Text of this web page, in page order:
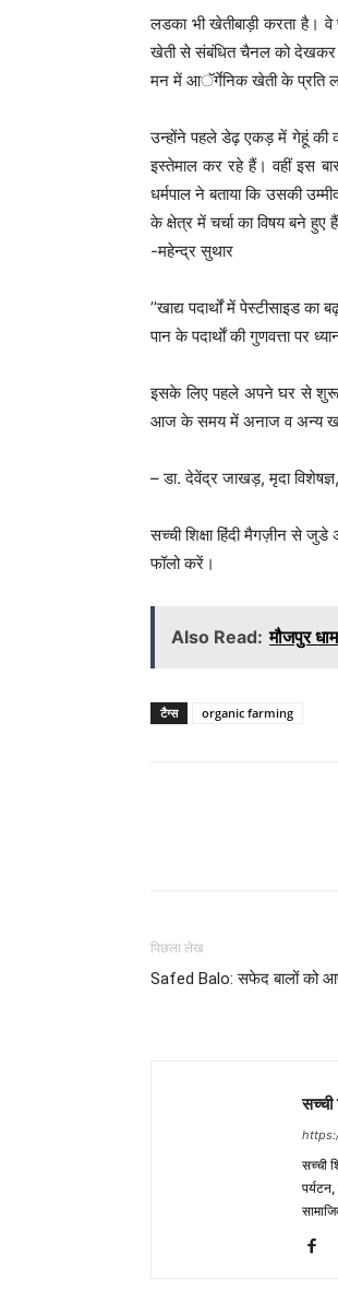
लडका भी खेतीबाड़ी करता है।
खेती से संबंधित चैनल को देखकर
मन में आॅर्गेनिक खेती के प्रति
उन्होंने पहले डेढ़ एकड़ में गेहूं की
इस्तेमाल कर रहे हैं। वहीं इस
धर्मपाल ने बताया कि उसकी
के क्षेत्र में चर्चा का विषय बने हुए
-महेन्द्र सुथार
’’खाद्य पदार्थों में पेस्टीसाइड
पान के पदार्थाें की गुणवत्ता पर
इसके लिए पहले अपने घर से
आज के समय में अनाज व अन्य
– डा. देवेंद्र जाखड़, मृदा
सच्ची शिक्षा हिंदी मैगज़ीन से
फॉलो करें।
Also Read: मौजपुर
टैग्स organic farming
पिछला लेख
Safed Balo: सफेद बालों को
सच्ची
सच्ची